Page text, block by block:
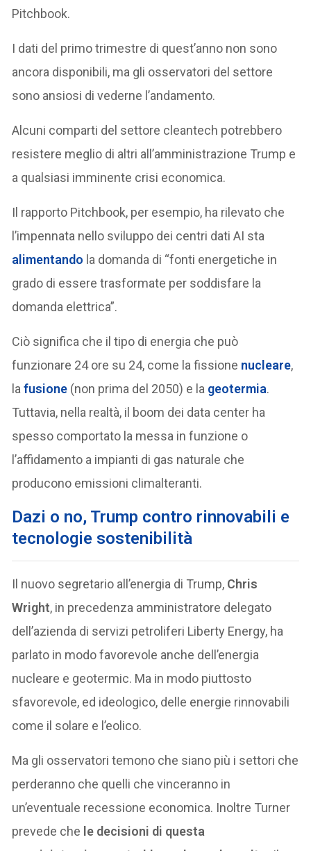
Pitchbook.
I dati del primo trimestre di quest’anno non sono
ancora disponibili, ma gli osservatori del settore
sono ansiosi di vederne l’andamento.
Alcuni comparti del settore cleantech potrebbero
resistere meglio di altri all’amministrazione Trump e
a qualsiasi imminente crisi economica.
Il rapporto Pitchbook, per esempio, ha rilevato che
l’impennata nello sviluppo dei centri dati AI sta
alimentando la domanda di “fonti energetiche in
grado di essere trasformate per soddisfare la
domanda elettrica”.
Ciò significa che il tipo di energia che può
funzionare 24 ore su 24, come la fissione nucleare,
lafusione (non prima del 2050) e la geotermia.
Tuttavia, nella realtà, il boom dei data center ha
spesso comportato la messa in funzione o
l’affidamento a impianti di gas naturale che
producono emissioni climalteranti.
Dazi o no, Trump contro rinnovabili e
tecnologie sostenibilità
Il nuovo segretario all’energia di Trump, Chris
Wright, in precedenza amministratore delegato
dell’azienda di servizi petroliferi Liberty Energy, ha
parlato in modo favorevole anche dell’energia
nucleare e geotermic. Ma in modo piuttosto
sfavorevole, ed ideologico, delle energie rinnovabili
come il solare e l’eolico.
Ma gli osservatori temono che siano più i settori che
perderanno che quelli che vinceranno in
un’eventuale recessione economica. Inoltre Turner
prevede che le decisioni di questa